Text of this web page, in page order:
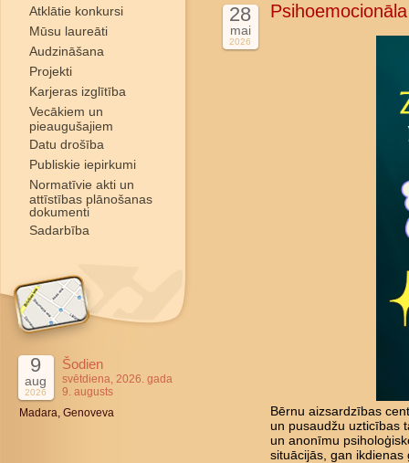
Atklātie konkursi
Mūsu laureāti
Audzināšana
Projekti
Karjeras izglītība
Vecākiem un
pieaugušajiem
Datu drošība
Publiskie iepirkumi
Normatīvie akti un
attīstības plānošanas
dokumenti
Sadarbība
9
aug
2026
Šodien
svētdiena, 2026. gada
9. augusts
Madara, Genoveva
28
mai
2026
Bērnu aizsardzības
un pusaudžu uzticības
un anonīmu
situācijās, gan ikdienas